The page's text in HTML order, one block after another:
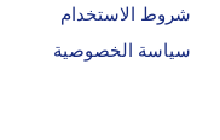
شروط الاستخدام
سياسة الخصوصية